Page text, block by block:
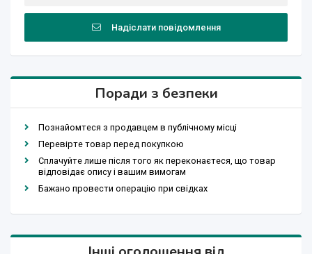
Надіслати повідомлення
Поради з безпеки
Познайомтеся з продавцем в публічному місці
Перевірте товар перед покупкою
Сплачуйте лише після того як переконаєтеся, що товар
відповідає опису і вашим вимогам
Бажано провести операцію при свідках